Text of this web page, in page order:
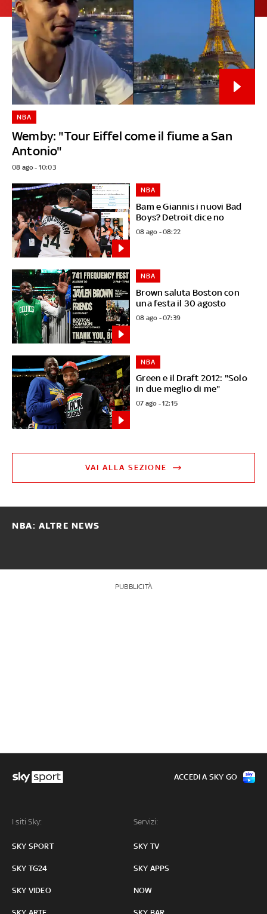
Wemby: "Tour Eiffel come il fiume a San
Antonio"
NBA
08 ago - 10:03
Bam e Giannis i nuovi Bad
Boys? Detroit dice no
NBA
08 ago - 08:22
Brown saluta Boston con
una festa il 30 agosto
NBA
08 ago - 07:39
Green e il Draft 2012: "Solo
in due meglio di me"
NBA
07 ago - 12:15
VAI ALLA SEZIONE
NBA: ALTRE NEWS
PUBBLICITÀ
I siti Sky:
SKY SPORT
SKY TG24
SKY VIDEO
Servizi:
SKY TV
SKY APPS
NOW
ACCEDI A SKY GO